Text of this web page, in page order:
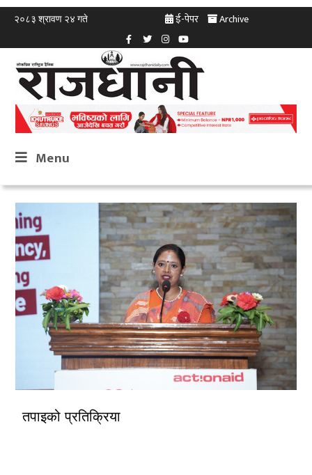
२०८३ श्रावण २४ गते ई-पेपर Archive
Menu
तपाइको प्रतिक्रिया